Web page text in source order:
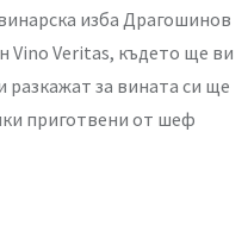
изба Драгошинов
Vino Veritas, където ще ви
разкажат за вината си ще
приготвени от шеф